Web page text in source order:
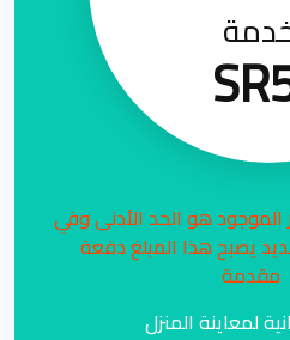
الموجود هو الحد الأدنى وفي
يصبح هذا المبلغ دفعة
مقدمة
لمعاينة المنزل